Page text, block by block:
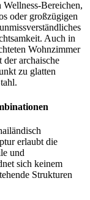
Bereichen,
oder großzügigen
Auch in
Wohnzimmer
archaische
zu glatten
erlaubt die
und
sich keinem
Strukturen